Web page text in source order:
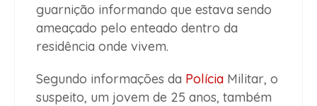
guarnição informando que estava sendo
ameaçado pelo enteado dentro da
residência onde vivem.
Segundo informações da Polícia Militar, o
suspeito, um jovem de 25 anos, também